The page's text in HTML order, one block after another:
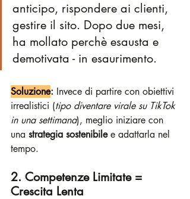
anticipo, rispondere ai clienti,
gestire il sito. Dopo due mesi,
ha mollato perchè esausta e
demotivata - in esaurimento.
Soluzione: Invece di partire con obiettivi
irrealistici (tipo diventare virale su TikTok
in una settimana), meglio iniziare con
una strategia sostenibile e adattarla nel
tempo.
2. Competenze Limitate =
Crescita Lenta